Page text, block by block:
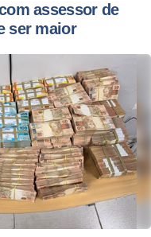
assessor de
ser maior